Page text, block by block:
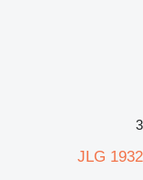
3
JLG 1932